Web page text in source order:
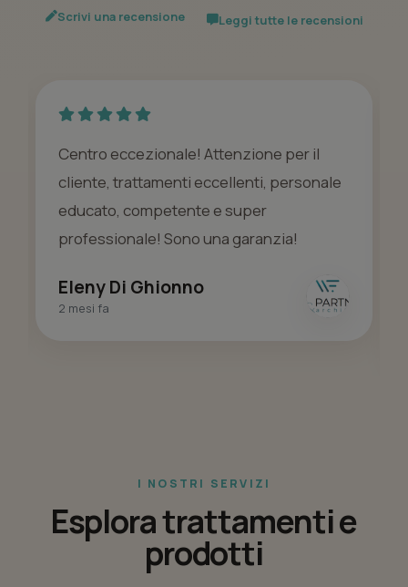
Scrivi una recensione Leggi tutte le recensioni
Centro eccezionale! Attenzione per il
cliente, trattamenti eccellenti, personale
educato, competente e super
professionale! Sono una garanzia!
Eleny Di Ghionno
2 mesi fa
I NOSTRI SERVIZI
Esplora trattamenti e
prodotti